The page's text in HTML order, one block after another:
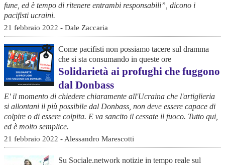
fune, ed è tempo di ritenere entrambi responsabili”, dicono i
pacifisti ucraini.
21 febbraio 2022 - Dale Zaccaria
Come pacifisti non possiamo tacere sul dramma
che si sta consumando in queste ore
Solidarietà ai profughi che fuggono
dal Donbass
E' il momento di chiedere chiaramente all'Ucraina che l'artiglieria
si allontani il più possibile dal Donbass, non deve essere capace di
colpire o di essere colpita. E va sancito il cessate il fuoco. Tutto qui,
ed è molto semplice.
21 febbraio 2022 - Alessandro Marescotti
Su Sociale.network notizie in tempo reale sul